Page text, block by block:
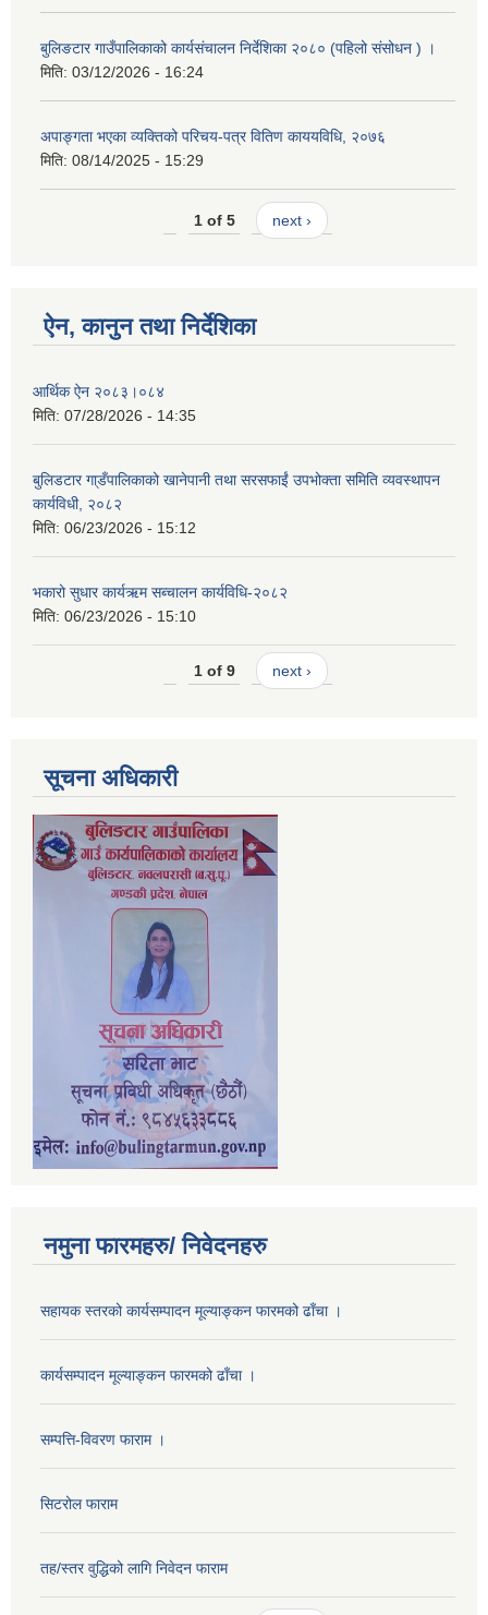
बुलिङटार गाउँपालिकाको कार्यसंचालन निर्देशिका २०८० (पहिलो संसोधन ) ।
मिति: 03/12/2026 - 16:24
अपाङ्गता भएका व्यक्तिको परिचय-पत्र वितिण काययविधि, २०७६
मिति: 08/14/2025 - 15:29
1 of 5 next ›
ऐन, कानुन तथा निर्देशिका
आर्थिक ऐन २०८३।०८४
मिति: 07/28/2026 - 14:35
बुलिडटार गा्डँपालिकाको खानेपानी तथा सरसफाईं उपभोक्ता समिति व्यवस्थापन
कार्यविधी, २०८२
मिति: 06/23/2026 - 15:12
भकारो सुधार कार्यऋम सब्चालन कार्यविधि-२०८२
मिति: 06/23/2026 - 15:10
1 of 9 next ›
सूचना अधिकारी
नमुना फारमहरु/ निवेदनहरु
सहायक स्तरको कार्यसम्पादन मूल्याङ्कन फारमको ढाँचा ।
कार्यसम्पादन मूल्याङ्कन फारमको ढाँचा ।
सम्पत्ति-विवरण फाराम ।
सिटरोल फाराम
तह/स्तर वुद्धिको लागि निवेदन फाराम